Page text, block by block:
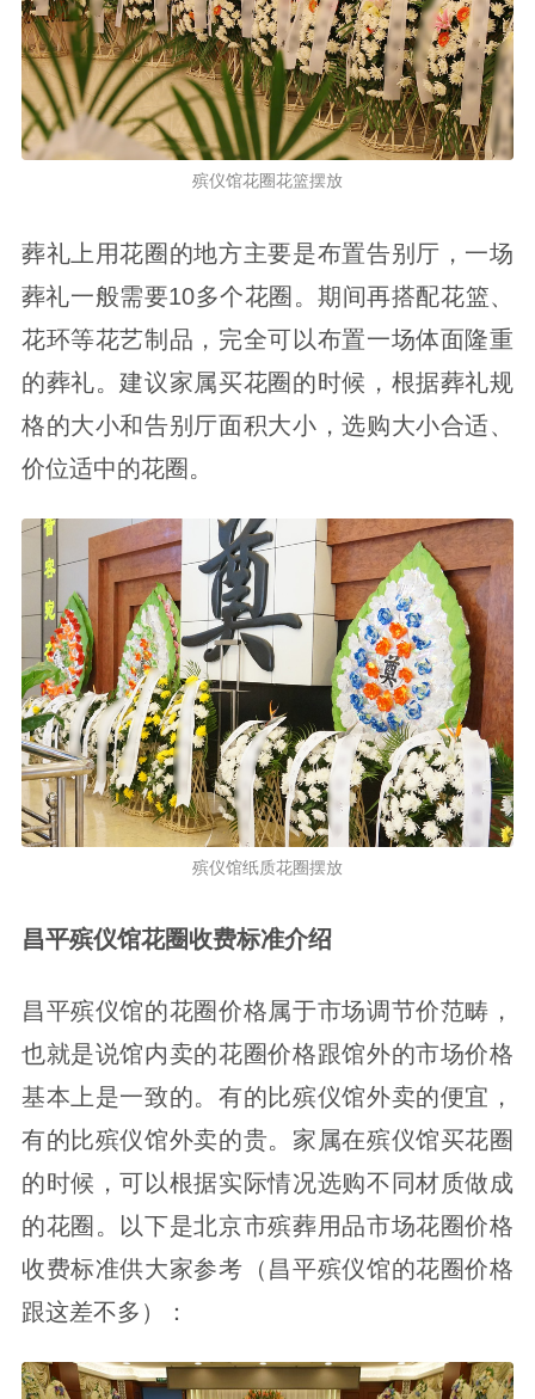
殡仪馆花圈花篮摆放
葬礼上用花圈的地方主要是布置告别厅，一场
葬礼一般需要10多个花圈。期间再搭配花篮、
花环等花艺制品，完全可以布置一场体面隆重
的葬礼。建议家属买花圈的时候，根据葬礼规
格的大小和告别厅面积大小，选购大小合适、
价位适中的花圈。
殡仪馆纸质花圈摆放
昌平殡仪馆花圈收费标准介绍
昌平殡仪馆的花圈价格属于市场调节价范畴，
也就是说馆内卖的花圈价格跟馆外的市场价格
基本上是一致的。有的比殡仪馆外卖的便宜，
有的比殡仪馆外卖的贵。家属在殡仪馆买花圈
的时候，可以根据实际情况选购不同材质做成
的花圈。以下是北京市殡葬用品市场花圈价格
收费标准供大家参考（昌平殡仪馆的花圈价格
跟这差不多）：